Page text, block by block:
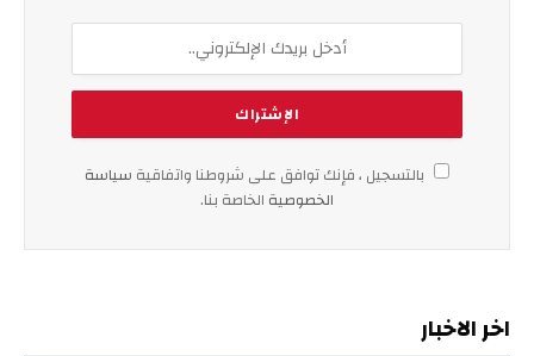
بالتسجيل ، فإنك توافق على شروطنا واتفاقية سياسة
الخصوصية الخاصة بنا.
اخر الاخبار